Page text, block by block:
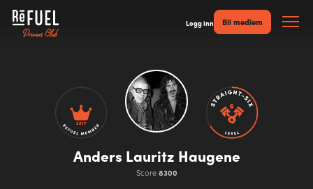
Logg inn Bli medlem
2017
Anders Lauritz Haugene
Score8300